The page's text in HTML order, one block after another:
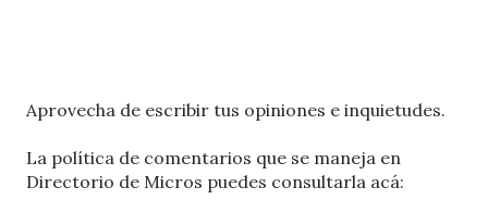
P
b
l
Aprovecha de escribir tus opiniones e inquietudes.
La política de comentarios que se maneja en
Directorio de Micros puedes consultarla acá: